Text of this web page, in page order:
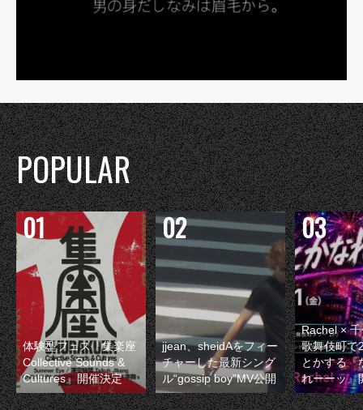
POPULAR
体験型フェス『集楽座
Collective Sounds &
Cultures』開催決定
jjean、sheidAをフィー
チャーした最新シング
ル“gossip boy”MV公開
Rachel ×
歌舞伎町で
とかする『
れーーッ』